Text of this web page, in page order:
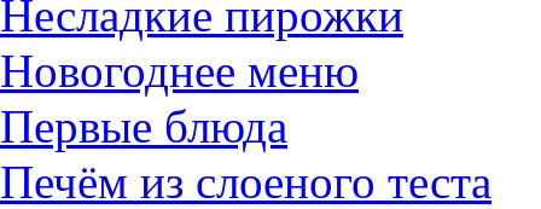
Несладкие пирожки
Новогоднее меню
Первые блюда
Печём из слоеного теста